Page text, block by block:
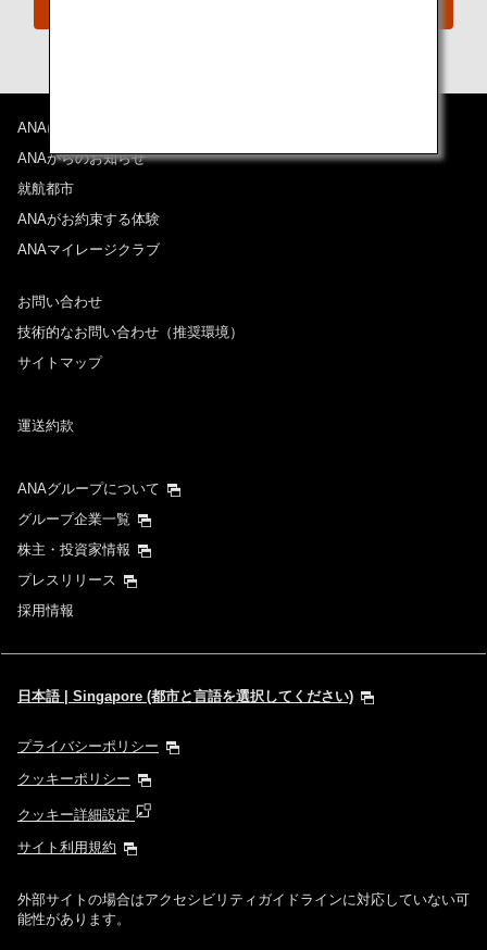
ANAについて
ANAからのお知らせ
就航都市
ANAがお約束する体験
ANAマイレージクラブ
お問い合わせ
技術的なお問い合わせ（推奨環境）
サイトマップ
運送約款
ANAグループについて
グループ企業一覧
株主・投資家情報
プレスリリース
採用情報
日本語 | Singapore (都市と言語を選択してください)
プライバシーポリシー
クッキーポリシー
クッキー詳細設定
サイト利用規約
外部サイトの場合はアクセシビリティガイドラインに対応していない可
能性があります。